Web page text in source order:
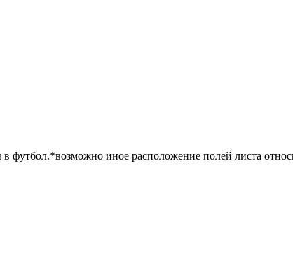
футбол.*возможно иное расположение полей листа